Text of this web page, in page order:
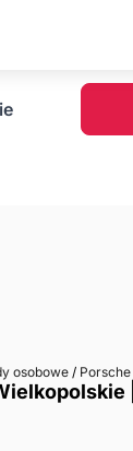
osobowe/ Porsche